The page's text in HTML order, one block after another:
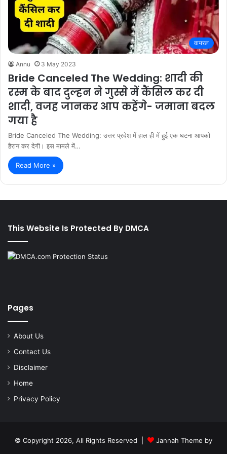
वायरल
Annu 3 May 2023
Bride Canceled The Wedding: शादी की
रस्म के बाद दुल्हन ने गुस्से में कैंसिल कर दी
शादी, वजह जानकर आप कहेंगे- जमाना बदल
गया है
Bride Canceled The Wedding: उत्तर प्रदेश में हाल ही में हुई एक घटना आपको
हैरान कर देगी। इस मामले में…
Read More »
This Website Is Protected By DMCA
Pages
About Us
Contact Us
Disclaimer
Home
Privacy Policy
© Copyright 2026, All Rights Reserved |
Jannah Theme by